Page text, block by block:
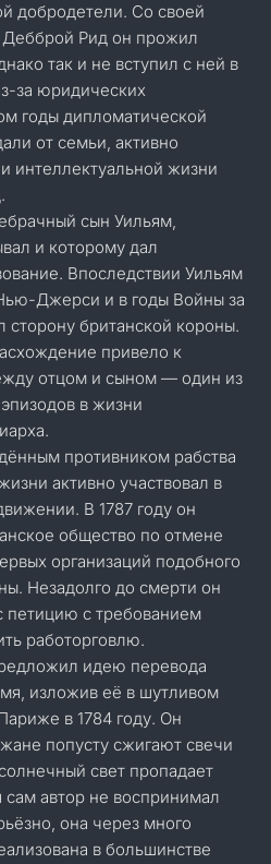
добродетели. Со своей
Рид он прожил
так и не вступил с ней в
за юридических
годы дипломатической
от семьи, активно
интеллектуальной жизни
сын Уильям,
и которому дал
Впоследствии Уильям
Джерси и в годы Войны за
сторону британской короны.
привело к
отцом и сыном — один из
в жизни
противником рабства
активно участвовал в
В 1787 году он
общество по отмене
организаций подобного
Незадолго до смерти он
петицию с требованием
работорговлю.
идею перевода
изложив её в шутливом
в 1784 году. Он
попусту сжигают свечи
свет пропадает
автор не воспринимал
она через много
в большинстве